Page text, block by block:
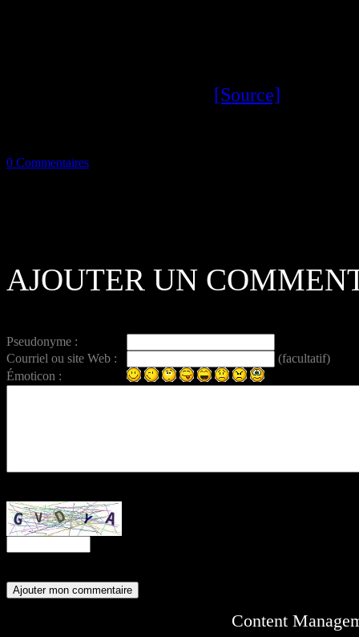
[Source]
0 Commentaires
AJOUTER UN
Pseudonyme :
Courriel ou site Web :
(facultatif)
Émoticon :
Content